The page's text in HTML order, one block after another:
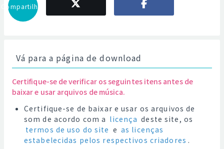
Compartilhar
Vá para a página de download
Certifique-se de verificar os seguintes itens antes de
baixar e usar arquivos de música.
Certifique-se de baixar e usar os arquivos de
som de acordo com a licença deste site, os
termos de uso do site e as licenças
estabelecidas pelos respectivos criadores .